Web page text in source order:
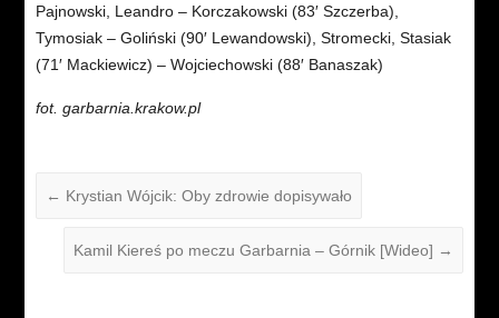
Pajnowski, Leandro – Korczakowski (83′ Szczerba),
Tymosiak – Goliński (90′ Lewandowski), Stromecki, Stasiak
(71′ Mackiewicz) – Wojciechowski (88′ Banaszak)
fot. garbarnia.krakow.pl
← Krystian Wójcik: Oby zdrowie dopisywało
Kamil Kiereś po meczu Garbarnia – Górnik [Wideo] →